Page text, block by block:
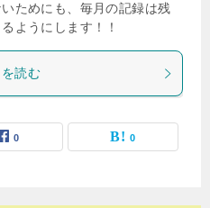
ためにも、毎月の記録は残
ようにします！！
読む
0 0